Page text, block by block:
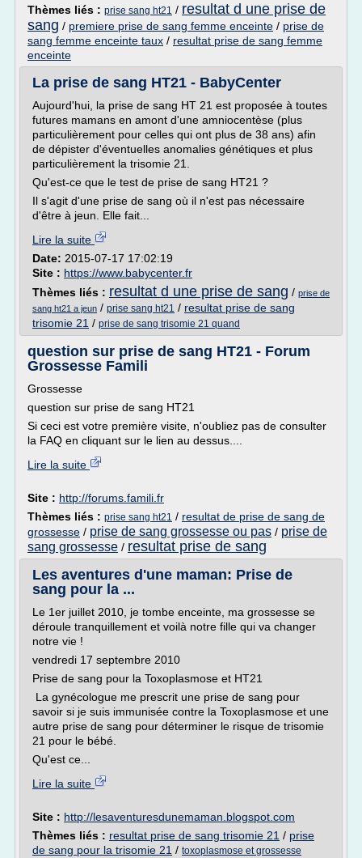
Thèmes liés : prise sang ht21 / resultat d une prise de
sang / premiere prise de sang femme enceinte / prise de
sang femme enceinte taux / resultat prise de sang femme
enceinte
La prise de sang HT21 - BabyCenter
Aujourd'hui, la prise de sang HT 21 est proposée à toutes
futures mamans en amont d'une amniocentèse (plus
particulièrement pour celles qui ont plus de 38 ans) afin
de dépister d'éventuelles anomalies génétiques et plus
particulièrement la trisomie 21.
Qu'est-ce que le test de prise de sang HT21 ?
Il s'agit d'une prise de sang où il n'est pas nécessaire
d'être à jeun. Elle fait...
Lire la suite
Date: 2015-07-17 17:02:19
Site : https://www.babycenter.fr
Thèmes liés : resultat d une prise de sang / prise de
sang ht21 a jeun / prise sang ht21 / resultat prise de sang
trisomie 21 / prise de sang trisomie 21 quand
question sur prise de sang HT21 - Forum
Grossesse Famili
Grossesse
question sur prise de sang HT21
Si ceci est votre première visite, n'oubliez pas de consulter
la FAQ en cliquant sur le lien au dessus....
Lire la suite
Site : http://forums.famili.fr
Thèmes liés : prise sang ht21 / resultat de prise de sang de
grossesse / prise de sang grossesse ou pas / prise de
sang grossesse / resultat prise de sang
Les aventures d'une maman: Prise de
sang pour la ...
Le 1er juillet 2010, je tombe enceinte, ma grossesse se
déroule tranquillement et voilà notre fille qui va changer
notre vie !
vendredi 17 septembre 2010
Prise de sang pour la Toxoplasmose et HT21
La gynécologue me prescrit une prise de sang pour
savoir si je suis immunisée contre la Toxoplasmose et une
autre prise de sang pour déterminer le risque de trisomie
21 pour le bébé.
Qu'est ce...
Lire la suite
Site : http://lesaventuresdunemaman.blogspot.com
Thèmes liés : resultat prise de sang trisomie 21 / prise
de sang pour la trisomie 21 / toxoplasmose et grossesse